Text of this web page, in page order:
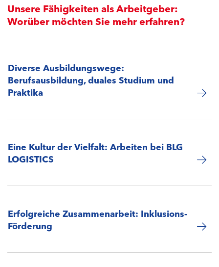
Unsere Fähigkeiten als Arbeitgeber:
Worüber möchten Sie mehr erfahren?
Diverse Ausbildungswege:
Berufsausbildung, duales Studium und
Praktika
Eine Kultur der Vielfalt: Arbeiten bei BLG
LOGISTICS
Erfolgreiche Zusammenarbeit: Inklusions-
Förderung